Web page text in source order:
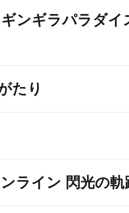
ンギラパラダイ
たり
ライン 閃光の軌